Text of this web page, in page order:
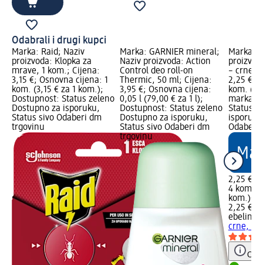
Odabrali i drugi kupci
Marka: Raid; Naziv
proizvoda: Klopka za
mrave, 1 kom.; Cijena:
3,15 €; Osnovna cijena: 1
kom. (3,15 € za 1 kom.);
Dostupnost: Status zeleno
Dostupno za isporuku,
Status sivo Odaberi dm
trgovinu
Marka: GARNIER mineral;
Naziv proizvoda: Action
Control deo roll-on
Thermic, 50 ml; Cijena:
3,95 €; Osnovna cijena:
0,05 l (79,00 € za 1 l);
Dostupnost: Status zeleno
Dostupno za isporuku,
Status sivo Odaberi dm
trgovinu
Marka:
– crne,
2,25 €;
kom.
marka
Status
Odaberi
2,25 €
4 kom.
kom.)
2,25 €
ebelin
crne, 4